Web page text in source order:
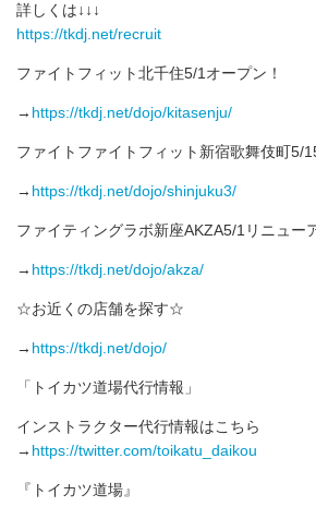
詳しくは↓↓↓
https://tkdj.net/recruit
ファイトフィット北千住5/1オープン！
→ https://tkdj.net/dojo/kitasenju/
ファイトファイトフィット新宿歌舞伎町5/
→ https://tkdj.net/dojo/shinjuku3/
ファイティングラボ新座AKZA5/1リニュー
→ https://tkdj.net/dojo/akza/
☆お近くの店舗を探す☆
→ https://tkdj.net/dojo/
「トイカツ道場代行情報」
インストラクター代行情報はこちら
→ https://twitter.com/toikatu_daikou
『トイカツ道場』